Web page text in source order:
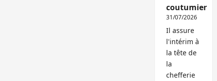
coutumier
31/07/2026
Il assure
l'intérim à
la tête de
la
chefferie